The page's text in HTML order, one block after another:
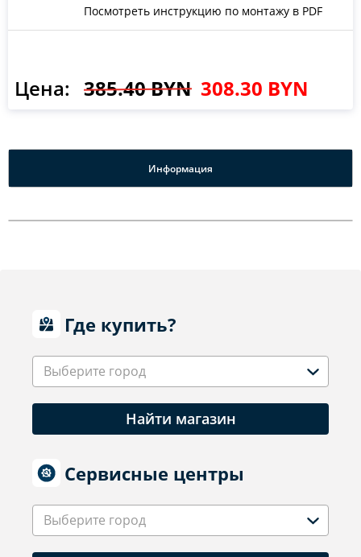
Посмотреть инструкцию по монтажу в PDF
Цена: 385.40 BYN 308.30 BYN
Информация
Где купить?
Выберите город
Найти магазин
Сервисные центры
Выберите город